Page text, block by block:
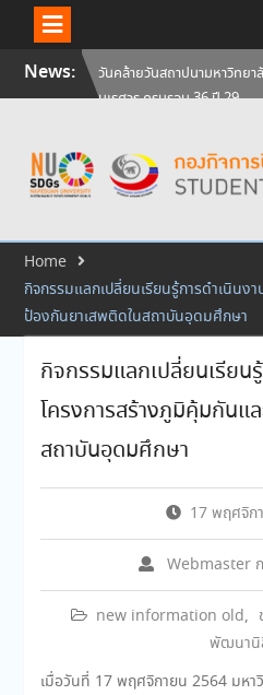
SkipNews:
วันคล้ายวันสถาปนามหาวิทยา
นเรศวร ครบรอบ 36 ปี 29
ทุนการศึกษามหาวิทยาลัยนเร
ประจำปีการศึกษา 256
แก่นิสิตปัจจุบัน
Home
กิจกรรมแลกเปลี่ยนเรียนรู้การดำเนินง
ป้องกันยาเสพติดในสถาบันอุดมศึกษา
กิจกรรมแลกเปลี่ยนเรียน
โครงการสร้างภูมิคุ้มกันแ
สถาบันอุดมศึกษา
17 พฤศจิก
Webmaster
new information old,
พัฒนานิ
เมื่อวันที่ 17 พฤศจิกายน 2564 มหา